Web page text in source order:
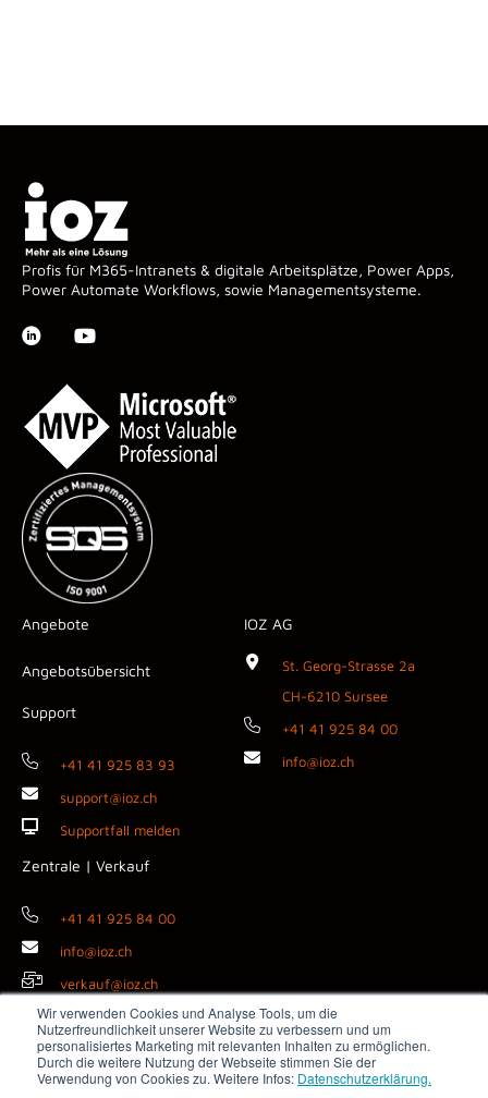
Wir verwenden Cookies und Analyse Tools, um die
Nutzerfreundlichkeit unserer Website zu verbessern und um
personalisiertes Marketing mit relevanten Inhalten zu ermöglichen.
Durch die weitere Nutzung der Webseite stimmen Sie der
Verwendung von Cookies zu. Weitere Infos: Datenschutzerklärung.
Profis für M365-Intranets & digitale Arbeitsplätze, Power Apps,
Power Automate Workflows, sowie Managementsysteme.
Angebote
Angebotsübersicht
Support
+41 41 925 83 93
support@ioz.ch
Supportfall melden
Zentrale | Verkauf
+41 41 925 84 00
info@ioz.ch
verkauf@ioz.ch
IOZ AG
St. Georg-Strasse 2a
CH-6210 Sursee
+41 41 925 84 00
info@ioz.ch
Copyright © 2026 IOZ AG ·Impressum·Datenschutz·AGB